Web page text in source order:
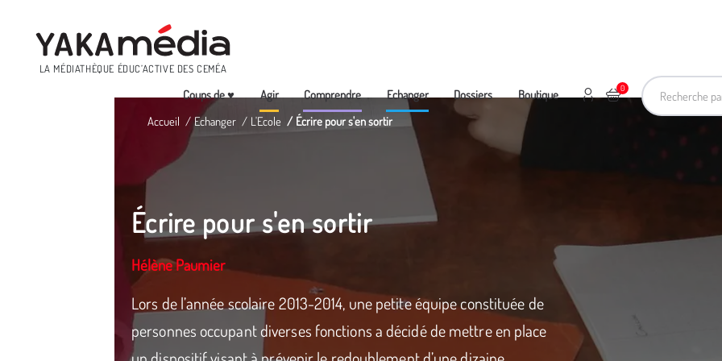
LA MÉDIATHÈQUE ÉDUC’ACTIVE DES CEMÉA
Recherche
Menu
Coups de ♥ Agir Comprendre Echanger Dossiers Boutique 0
Ajouter au panier
Mon compte
Accueil Echanger L'Ecole Écrire pour s'en sortir
Écrire pour s'en sortir
Hélène Paumier
Lors de l’année scolaire 2013-2014, une petite équipe constituée de
personnes occupant diverses fonctions a décidé de mettre en place